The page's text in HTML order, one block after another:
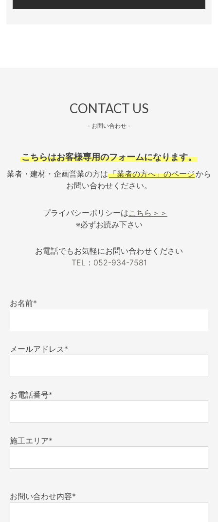
CONTACT US
- お問い合わせ -
こちらはお客様専用のフォームになります。
業者・建材・企画営業の方は「業者の方へ」のページから
お問い合わせください。
プライバシーポリシーはこちら＞＞
※必ずお読み下さい
お電話でもお気軽にお問い合わせください
TEL：052-934-7581
お名前*
メールアドレス*
お電話番号*
施工エリア*
お問い合わせ内容*